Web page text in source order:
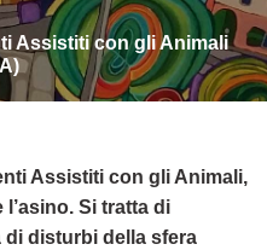
Assistiti con gli Animali
Assistiti con gli Animali,
Si tratta di
di disturbi della sfera